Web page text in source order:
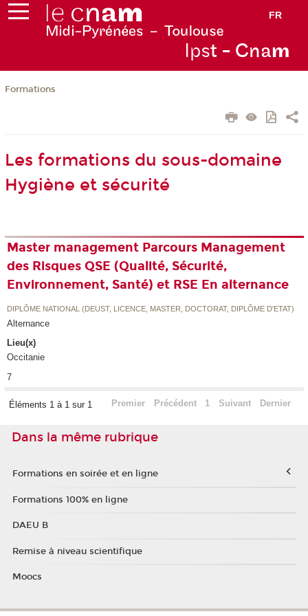
FR
Ipst - Cnam
Formations
Les formations du sous-domaine
Hygiène et sécurité
Master management Parcours Management
des Risques QSE (Qualité, Sécurité,
Environnement, Santé) et RSE En alternance
DIPLÔME NATIONAL (DEUST, LICENCE, MASTER, DOCTORAT, DIPLÔME D'ETAT)
Alternance
Lieu(x)
Occitanie
7
Éléments 1 à 1 sur 1 Premier Précédent 1 Suivant Dernier
Dans la même rubrique
Formations en soirée et en ligne
Formations 100% en ligne
DAEU B
Remise à niveau scientifique
Moocs